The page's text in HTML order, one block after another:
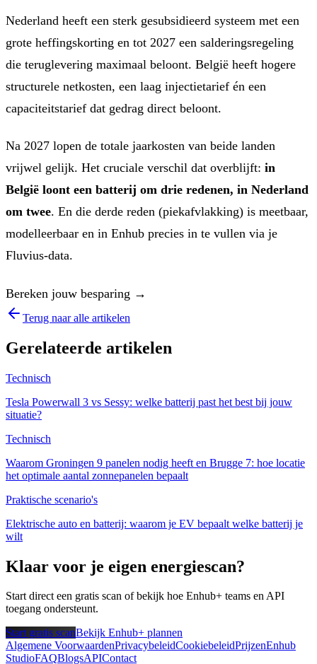
Nederland heeft een sterk gesubsidieerd systeem met een
grote heffingskorting en tot 2027 een salderingsregeling
die teruglevering maximaal beloont. België heeft hogere
structurele netkosten, een laag injectietarief én een
capaciteitstarief dat gedrag direct beloont.
Na 2027 lopen de totale jaarkosten van beide landen
vrijwel gelijk. Het cruciale verschil dat overblijft: in
België loont een batterij om drie redenen, in Nederland
om twee. En die derde reden (piekafvlakking) is meetbaar,
modelleerbaar en in Enhub precies in te vullen via je
Fluvius-data.
Bereken jouw besparing →
Terug naar alle artikelen
Gerelateerde artikelen
Technisch
Tesla Powerwall 3 vs Sessy: welke batterij past het best bij jouw
situatie?
Technisch
Waarom Groningen 9 panelen nodig heeft en Brugge 7: hoe locatie
het optimale aantal zonnepanelen bepaalt
Praktische scenario's
Elektrische auto en batterij: waarom je EV bepaalt welke batterij je
wilt
Klaar voor je eigen energiescan?
Start direct een gratis scan of bekijk hoe Enhub+ teams en API
toegang ondersteunt.
Start gratis scanBekijk Enhub+ plannen
Algemene VoorwaardenPrivacybeleidCookiebeleidPrijzenEnhub
StudioFAQBlogsAPIContact